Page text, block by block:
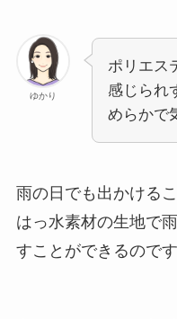
ゆかり
ポリエス
感じられ
めらかで
雨の日でも出かける
はっ水素材の生地で
すことができるのです